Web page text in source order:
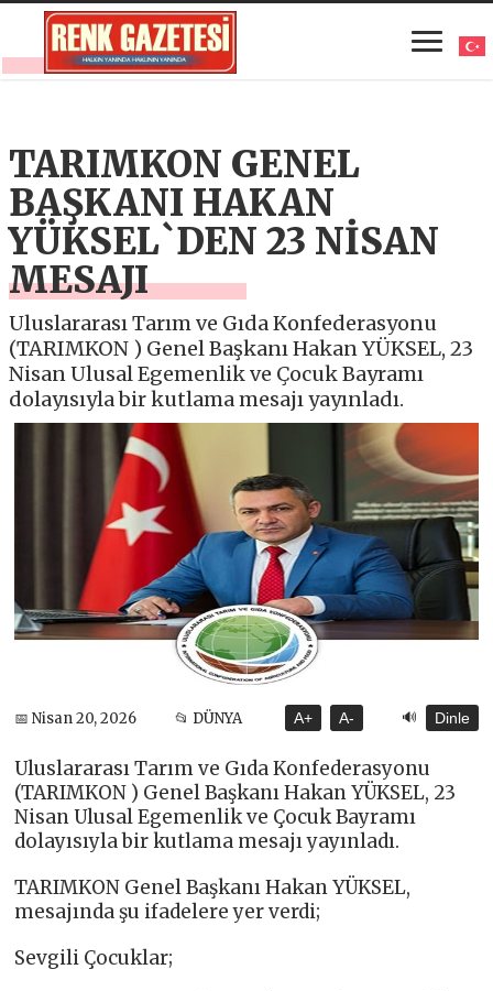
TARIMKON GENEL
BAŞKANI HAKAN
YÜKSEL`DEN 23 NİSAN
MESAJI
Uluslararası Tarım ve Gıda Konfederasyonu
(TARIMKON ) Genel Başkanı Hakan YÜKSEL, 23
Nisan Ulusal Egemenlik ve Çocuk Bayramı
dolayısıyla bir kutlama mesajı yayınladı.
📅 Nisan 20, 2026 📂 DÜNYA A+ A- 🔊 Dinle
Uluslararası Tarım ve Gıda Konfederasyonu
(TARIMKON ) Genel Başkanı Hakan YÜKSEL, 23
Nisan Ulusal Egemenlik ve Çocuk Bayramı
dolayısıyla bir kutlama mesajı yayınladı.
TARIMKON Genel Başkanı Hakan YÜKSEL,
mesajında şu ifadelere yer verdi;
Sevgili Çocuklar;